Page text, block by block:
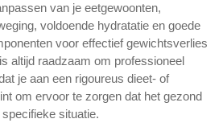
van je eetgewoonten,
voldoende hydratatie en goede
voor effectief gewichtsverlies
altijd raadzaam om professioneel
je aan een rigoureus dieet- of
om ervoor te zorgen dat het gezond
situatie.